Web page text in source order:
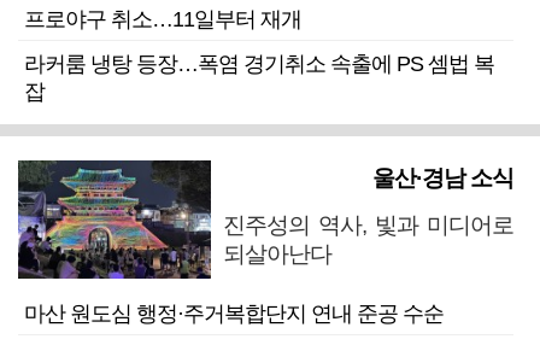
프로야구 취소…11일부터 재개
라커룸 냉탕 등장…폭염 경기취소 속출에 PS 셈법 복
잡
울산·경남 소식
진주성의 역사, 빛과 미디어로
되살아난다
마산 원도심 행정·주거복합단지 연내 준공 수순